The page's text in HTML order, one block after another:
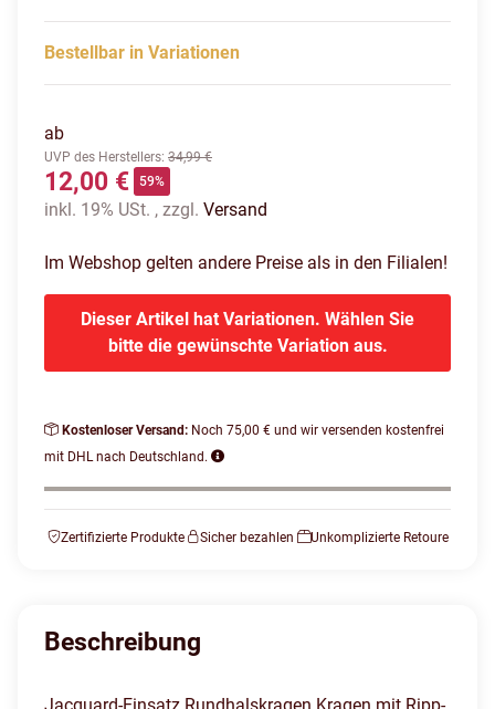
Bestellbar in Variationen
ab
UVP des Herstellers: 34,99 €
12,00 € 59%
inkl. 19% USt. , zzgl. Versand
Im Webshop gelten andere Preise als in den Filialen!
Dieser Artikel hat Variationen. Wählen Sie
bitte die gewünschte Variation aus.
Kostenloser Versand: Noch 75,00 € und wir versenden kostenfrei
mit DHL nach Deutschland.
Zertifizierte Produkte Sicher bezahlen Unkomplizierte Retoure
Beschreibung